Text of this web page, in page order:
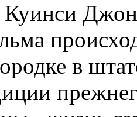
Куинси
в